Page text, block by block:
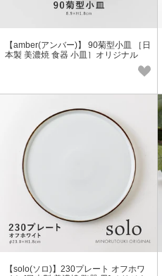
【amber(アンバー)】 90菊型小皿 ［日
本製 美濃焼 食器 小皿］オリジナル
【solo(ソロ)】230プレート オフホワ